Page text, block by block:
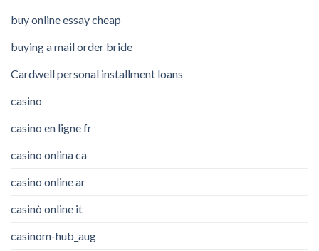
buy online essay cheap
buying a mail order bride
Cardwell personal installment loans
casino
casino en ligne fr
casino onlina ca
casino online ar
casinò online it
casinom-hub_aug